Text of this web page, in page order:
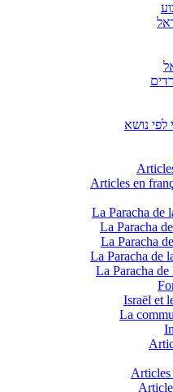
נושא
La Paracha de
La Paracha
La Paracha
La Paracha de
La Paracha
Israël et
La